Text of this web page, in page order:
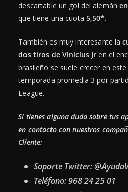
descartable un gol del alemán
que tiene una cuota 5,50*.
También es muy interesante la
dos tiros de Vinicius Jr en el
brasileño se suele crecer en
temporada promedia 3 por
League.
Si tienes alguna duda sobre tus
en contacto con nuestros
Cliente:
Soporte Twitter:
Teléfono: 968 24 25 01